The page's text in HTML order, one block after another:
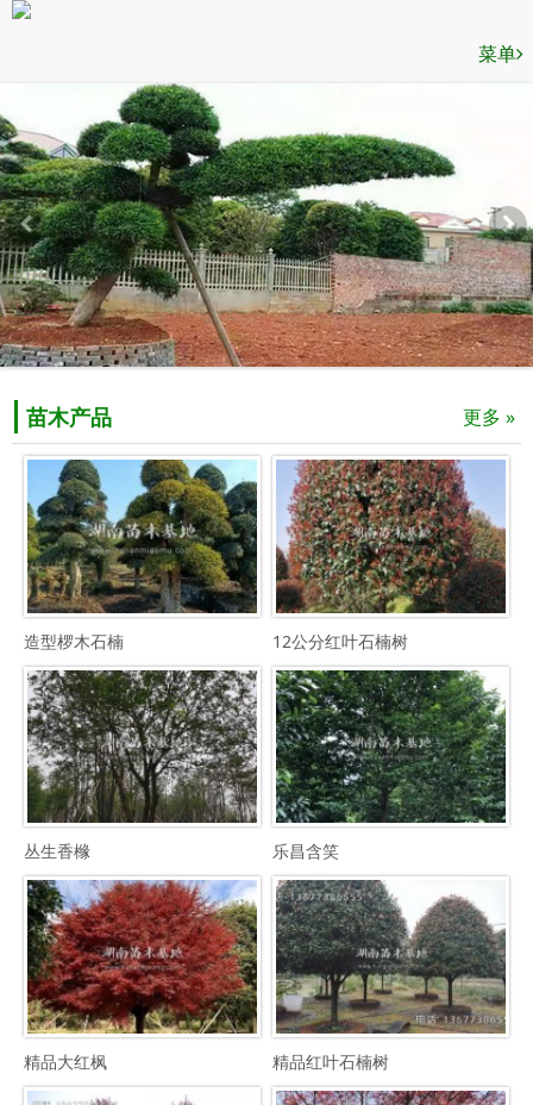
菜单
苗木产品 更多 »
造型椤木石楠 12公分红叶石楠树
丛生香橼 乐昌含笑
精品大红枫 精品红叶石楠树